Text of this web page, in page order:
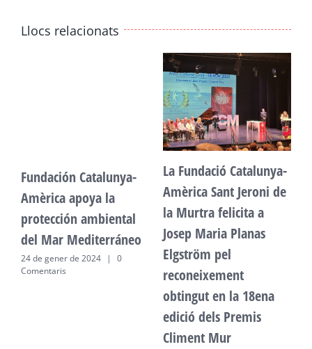
Llocs relacionats
Fundación Catalunya-
Amèrica apoya la
protección ambiental
del Mar Mediterráneo
24 de gener de 2024 |
0
Comentaris
La Fundació Catalunya-
Amèrica Sant Jeroni de
la Murtra felicita a
Josep Maria Planas
Elgström pel
reconeixement
obtingut en la 18ena
edició dels Premis
Climent Mur